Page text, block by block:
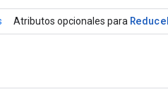
Atributos opcionales para Reduce